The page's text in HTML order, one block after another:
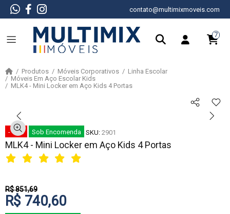
contato@multimixmoveis.com
7
Produtos Móveis Corporativos
Linha Escolar
Móveis Em Aço Escolar Kids
MLK4 - Mini Locker em Aço Kids 4 Portas
- 13% Sob Encomenda SKU: 2901
MLK4 - Mini Locker em Aço Kids 4 Portas
R$ 851,69
R$ 740,60